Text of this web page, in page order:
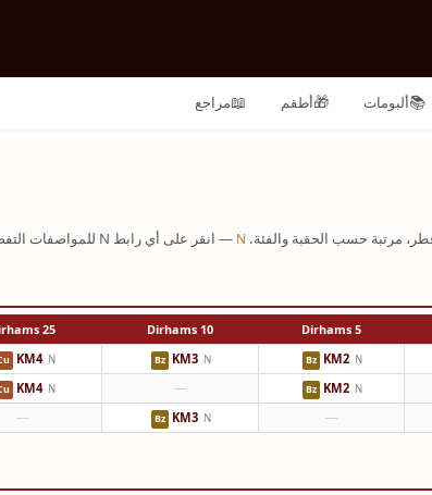
📚ألبومات 🎁أطقم 📖مراجع
مرتبة حسب الحقبة والفئة. N — انقر على أي رابط N للمواصفات التفصيلية على نوميستا.
5 Dirhams
10 Dirhams
25 Dirhams
KM2 N
Bz
KM3 N
Bz
KM4 N
KM2 N
Bz
—
KM4 N
—
KM3 N
Bz
—